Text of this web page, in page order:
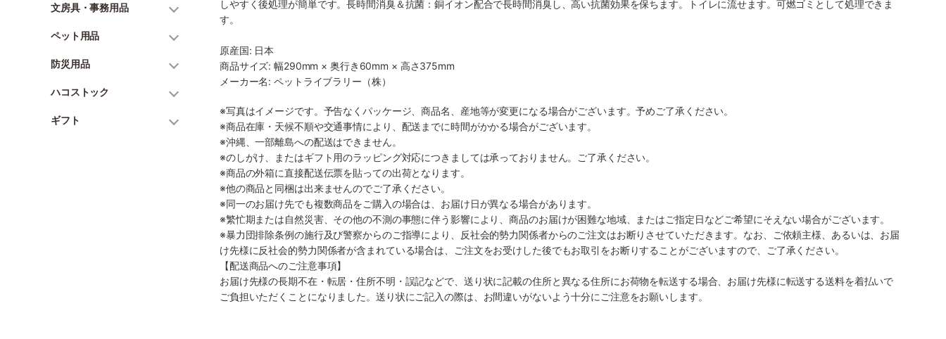
文房具・事務用品
ペット用品
防災用品
ハコストック
ギフト
しやすく後処理が簡単です。長時間消臭＆抗菌：銅イオン配合で長時間消臭し、高い抗菌効果を保ちます。トイレに流せます。可燃ゴミとして処理できま
す。
原産国: 日本
商品サイズ: 幅290mm × 奥行き60mm × 高さ375mm
メーカー名: ペットライブラリー（株）
※写真はイメージです。予告なくパッケージ、商品名、産地等が変更になる場合がございます。予めご了承ください。
※商品在庫・天候不順や交通事情により、配送までに時間がかかる場合がございます。
※沖縄、一部離島への配送はできません。
※のしがけ、またはギフト用のラッピング対応につきましては承っておりません。ご了承ください。
※商品の外箱に直接配送伝票を貼っての出荷となります。
※他の商品と同梱は出来ませんのでご了承ください。
※同一のお届け先でも複数商品をご購入の場合は、お届け日が異なる場合があります。
※繁忙期または自然災害、その他の不測の事態に伴う影響により、商品のお届けが困難な地域、またはご指定日などご希望にそえない場合がございます。
※暴力団排除条例の施行及び警察からのご指導により、反社会的勢力関係者からのご注文はお断りさせていただきます。なお、ご依頼主様、あるいは、お届
け先様に反社会的勢力関係者が含まれている場合は、ご注文をお受けした後でもお取引をお断りすることがございますので、ご了承ください。
【配送商品へのご注意事項】
お届け先様の長期不在・転居・住所不明・誤記などで、送り状に記載の住所と異なる住所にお荷物を転送する場合、お届け先様に転送する送料を着払いで
ご負担いただくことになりました。送り状にご記入の際は、お間違いがないよう十分にご注意をお願いします。